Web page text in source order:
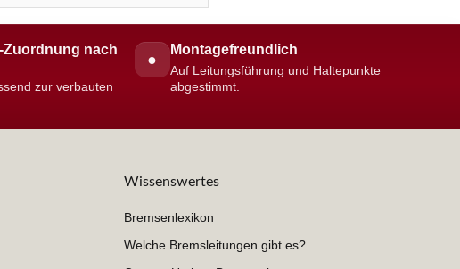
Zuordnung nach
zur verbauten
●
Montagefreundlich
Auf Leitungsführung und Haltepunkte
abgestimmt.
Wissenswertes
Bremsenlexikon
Welche Bremsleitungen gibt es?